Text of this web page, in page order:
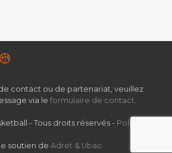
contact ou de partenariat, veuillez
via le formulaire de contact.
- Tous droits réservés - Politique
soutien de Adret & Ubac